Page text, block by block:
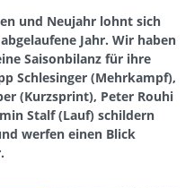
und Neujahr lohnt sich
Jahr. Wir haben
Saisonbilanz für ihre
Schlesinger (Mehrkampf),
(Kurzsprint), Peter Rouhi
Stalf (Lauf) schildern
werfen einen Blick